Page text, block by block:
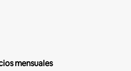
mensuales